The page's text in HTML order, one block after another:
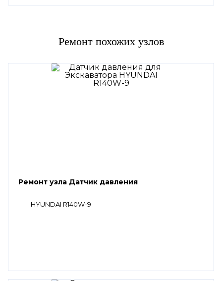
Ремонт похожих узлов
Ремонт узла Датчик давления
HYUNDAI R140W-9